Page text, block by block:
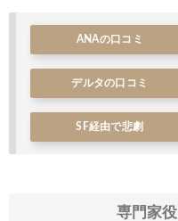
ANAの口コミ
デルタの口コミ
SF経由で悲劇
専門家